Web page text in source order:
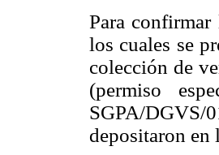
Para confirmar
los cuales se
colección de
(permiso
SGPA/DGVS/
depositaron